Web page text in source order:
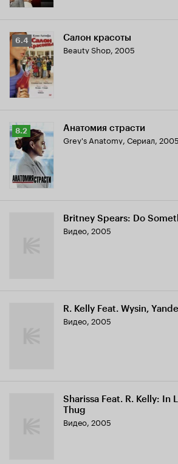
Рейтинг
Кинопоиска
6.4
6.4 Салон красоты
Beauty Shop, 2005
Рейтинг
Кинопоиска
8.2
8.2 Анатомия страсти
Grey's Anatomy, Сериал,
Britney Spears: Do
Видео, 2005
R. Kelly Feat. Wysin,
Видео, 2005
Sharissa Feat. R. Kelly: In
Thug
Видео, 2005